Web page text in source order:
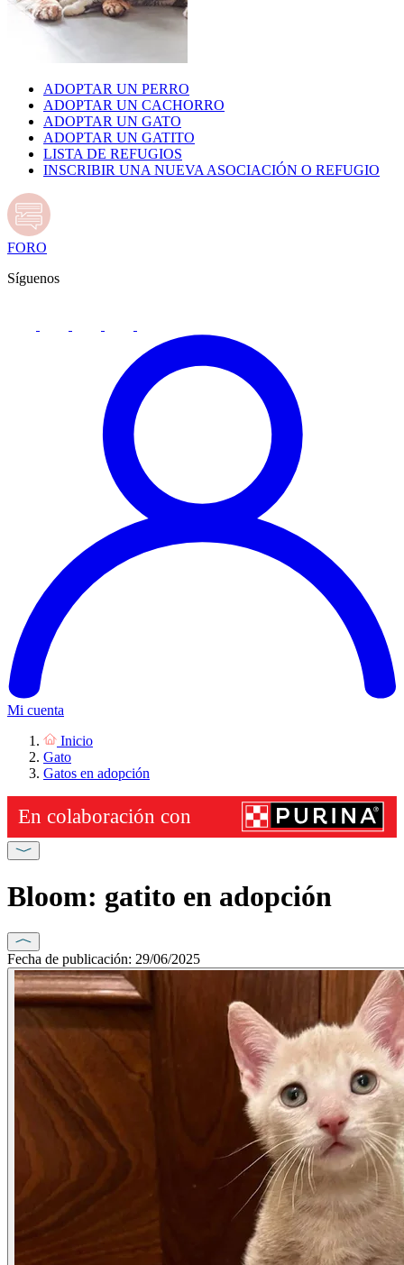
ADOPTAR UN PERRO
ADOPTAR UN CACHORRO
ADOPTAR UN GATO
ADOPTAR UN GATITO
LISTA DE REFUGIOS
INSCRIBIR UNA NUEVA ASOCIACIÓN O REFUGIO
FORO
Síguenos
Mi cuenta
Inicio
Gato
Gatos en adopción
Bloom: gatito en adopción
Fecha de publicación: 29/06/2025